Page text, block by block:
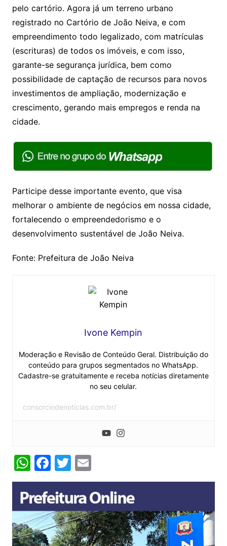
pelo cartório. Agora já um terreno urbano
registrado no Cartório de João Neiva, e com
empreendimento todo legalizado, com matrículas
(escrituras) de todos os imóveis, e com isso,
garante-se segurança jurídica, bem como
possibilidade de captação de recursos para novos
investimentos de ampliação, modernização e
crescimento, gerando mais empregos e renda na
cidade.
Participe desse importante evento, que visa
melhorar o ambiente de negócios em nossa cidade,
fortalecendo o empreendedorismo e o
desenvolvimento sustentável de João Neiva.
Fonte: Prefeitura de João Neiva
Ivone Kempin
Moderação e Revisão de Conteúdo Geral. Distribuição do
conteúdo para grupos segmentados no WhatsApp.
Cadastre-se gratuitamente e receba notícias diretamente
no seu celular.
consorciodenoticias.com.br/
W
h
at
s
A
F
a
c
e
b
T
w
itt
er
E
m
ai
l